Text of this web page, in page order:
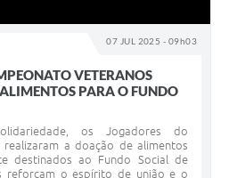
07 JUL 2025 - 09h03
VETERANOS
PARA O FUNDO
os Jogadores do
realizaram a doação de alimentos
destinados ao Fundo Social de
reforçam o espírito de união e o